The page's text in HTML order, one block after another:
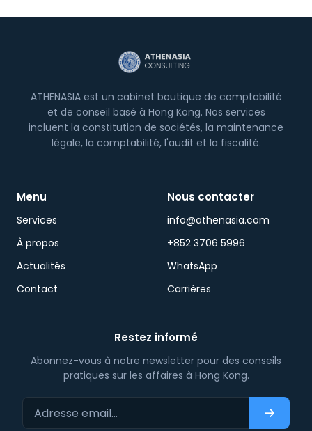
ATHENASIA est un cabinet boutique de comptabilité
et de conseil basé à Hong Kong. Nos services
incluent la constitution de sociétés, la maintenance
légale, la comptabilité, l'audit et la fiscalité.
Menu
Services
À propos
Actualités
Contact
Nous contacter
info@athenasia.com
+852 3706 5996
WhatsApp
Carrières
Restez informé
Abonnez-vous à notre newsletter pour des conseils
pratiques sur les affaires à Hong Kong.